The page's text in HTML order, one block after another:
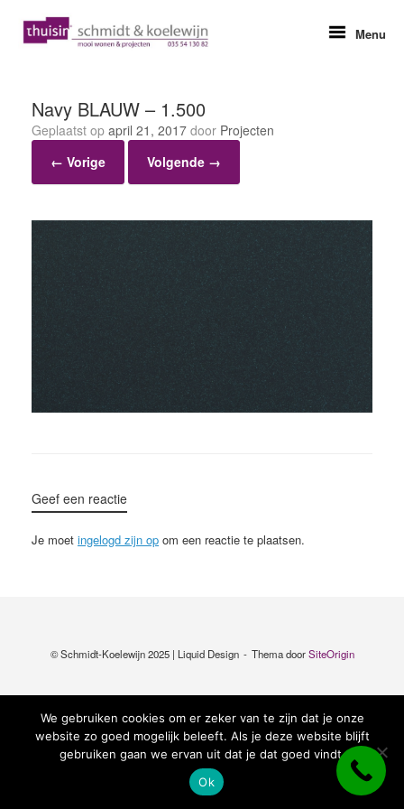
Menu
Navy BLAUW – 1.500
Geplaatst op april 21, 2017 door Projecten
← Vorige
Volgende →
Geef een reactie
Je moet ingelogd zijn op om een reactie te plaatsen.
© Schmidt-Koelewijn 2025 | Liquid Design Thema doorSiteOrigin
We gebruiken cookies om er zeker van te zijn dat je onze
website zo goed mogelijk beleeft. Als je deze website blijft
gebruiken gaan we ervan uit dat je dat goed vindt.
Ok